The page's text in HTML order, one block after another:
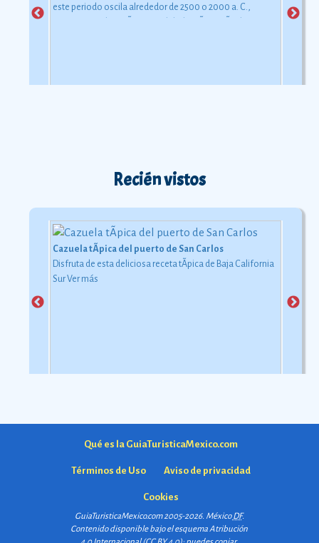
este periodo oscila alrededor de 2500 o 2000 a. C.,
Recién vistos
Cazuela tÃ­pica del puerto de San Carlos
Disfruta de esta deliciosa receta tÃ­pica de Baja California
SurVer más
Qué es la GuiaTuristicaMexico.com
Términos de Uso Aviso de privacidad
Cookies
GuiaTuristicaMexico.com 2005-2026. MéxicoDF.
Contenido disponible bajo el esquemaAtribución